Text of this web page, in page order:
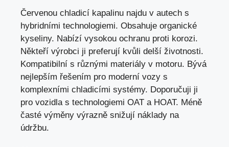
Červenou chladicí kapalinu najdu v autech s
hybridními technologiemi. Obsahuje organické
kyseliny. Nabízí vysokou ochranu proti korozi.
Někteří výrobci ji preferují kvůli delší životnosti.
Kompatibilní s různými materiály v motoru. Bývá
nejlepším řešením pro moderní vozy s
komplexními chladicími systémy. Doporučuji ji
pro vozidla s technologiemi OAT a HOAT. Méně
časté výměny výrazně snižují náklady na
údržbu.